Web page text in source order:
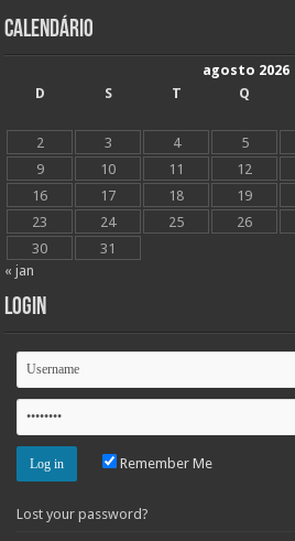
Calendário
agosto 2026
D
S T Q
2
3 4 5
9
10 11 12
16
17 18 19
23
24 25 26
30
31
« jan
Login
Remember Me
Lost your password?